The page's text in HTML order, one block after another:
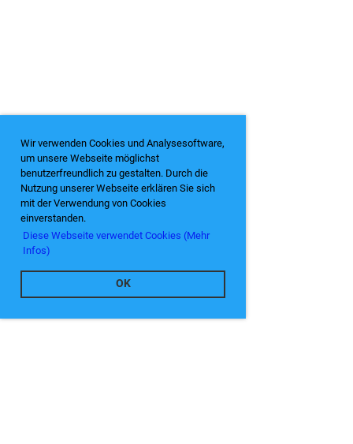
Wir verwenden Cookies und Analysesoftware,
um unsere Webseite möglichst
benutzerfreundlich zu gestalten. Durch die
Nutzung unserer Webseite erklären Sie sich
mit der Verwendung von Cookies
einverstanden.
Diese Webseite verwendet Cookies (Mehr
Infos)
OK